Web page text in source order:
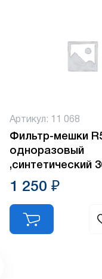
Артикул: 11 068
Фильтр-мешки
одноразовый
,синтетический
(комплект 5шт)
1 250 ₽